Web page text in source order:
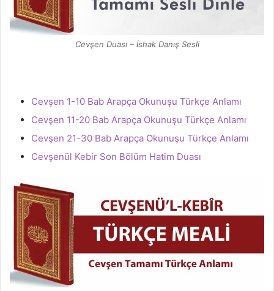
Cevşen Duası – İshak Danış Sesli
Cevşen 1-10 Bab Arapça Okunuşu Türkçe Anlamı
Cevşen 11-20 Bab Arapça Okunuşu Türkçe Anlamı
Cevşen 21-30 Bab Arapça Okunuşu Türkçe Anlamı
Cevşenül Kebir Son Bölüm Hatim Duası